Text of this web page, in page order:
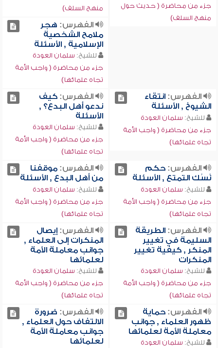
جزء من محاضرة ( حديث حول
منهج السلف)
منهج السلف)
الفهرس: هجر
ملامح الشخصية
الإسلامية , الأسئلة
للشيخ: سلمان العودة
جزء من محاضرة ( واجب الأمة
تجاه علمائها)
الفهرس:انتقاء
الشيوخ , الأسئلة
للشيخ: سلمان العودة
جزء من محاضرة ( واجب الأمة
تجاه علمائها)
الفهرس:كيف
ندعو أهل البدع؟ ,
الأسئلة
للشيخ: سلمان العودة
جزء من محاضرة ( واجب الأمة
تجاه علمائها)
الفهرس:حكم
نُسُك التمتع , الأسئلة
للشيخ: سلمان العودة
جزء من محاضرة ( واجب الأمة
تجاه علمائها)
الفهرس:موقفنا
من أهل البدع , الأسئلة
للشيخ: سلمان العودة
جزء من محاضرة ( واجب الأمة
تجاه علمائها)
الفهرس:الطريقة
السليمة في تغيير
المنكر , كيفية تغيير
المنكرات
للشيخ: سلمان العودة
جزء من محاضرة ( واجب الأمة
تجاه علمائها)
الفهرس:إيصال
المنكرات إلى العلماء ,
جوانب معاملة الأمة
لعلمائها
للشيخ: سلمان العودة
جزء من محاضرة ( واجب الأمة
تجاه علمائها)
الفهرس:حماية
ظهور العلماء , جوانب
معاملة الأمة لعلمائها
للشيخ: سلمان العودة
الفهرس: ضرورة
الالتفاف حول العلماء ,
جوانب معاملة الأمة
لعلمائها